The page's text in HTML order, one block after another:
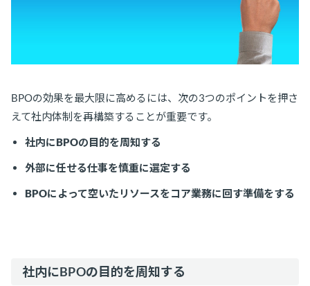
BPOの効果を最大限に高めるには、次の3つのポイントを押さ
えて社内体制を再構築することが重要です。
社内にBPOの目的を周知する
外部に任せる仕事を慎重に選定する
BPOによって空いたリソースをコア業務に回す準備をする
社内にBPOの目的を周知する